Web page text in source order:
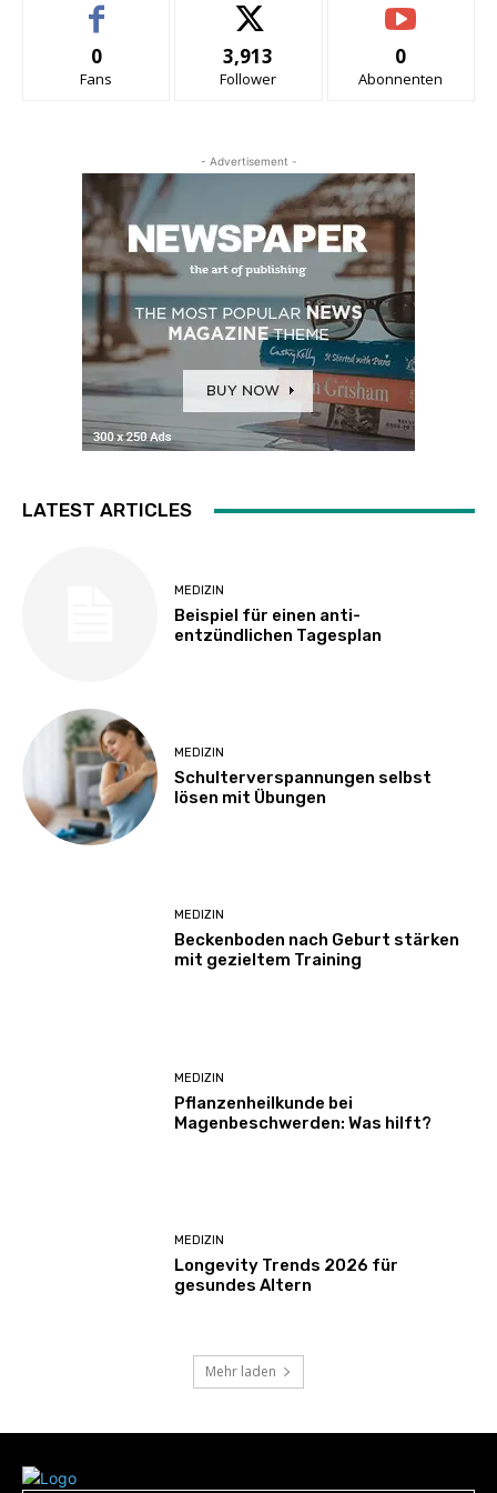
0
Fans
3,913
Follower
0
Abonnenten
- Advertisement -
LATEST ARTICLES
MEDIZIN
Beispiel für einen anti-
entzündlichen Tagesplan
MEDIZIN
Schulterverspannungen selbst
lösen mit Übungen
MEDIZIN
Beckenboden nach Geburt stärken
mit gezieltem Training
MEDIZIN
Pflanzenheilkunde bei
Magenbeschwerden: Was hilft?
MEDIZIN
Longevity Trends 2026 für
gesundes Altern
Mehr laden